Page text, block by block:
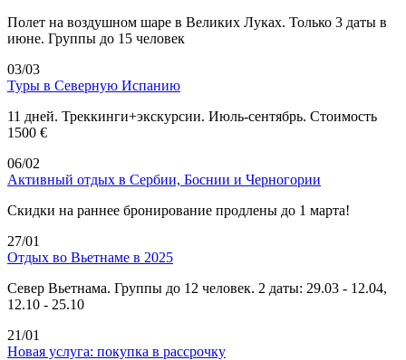
Полет на воздушном шаре в Великих Луках. Только 3 даты в
июне. Группы до 15 человек
03/03
Туры в Северную Испанию
11 дней. Треккинги+экскурсии. Июль-сентябрь. Стоимость
1500 €
06/02
Активный отдых в Сербии, Боснии и Черногории
Скидки на раннее бронирование продлены до 1 марта!
27/01
Отдых во Вьетнаме в 2025
Север Вьетнама. Группы до 12 человек. 2 даты: 29.03 - 12.04,
12.10 - 25.10
21/01
Новая услуга: покупка в рассрочку